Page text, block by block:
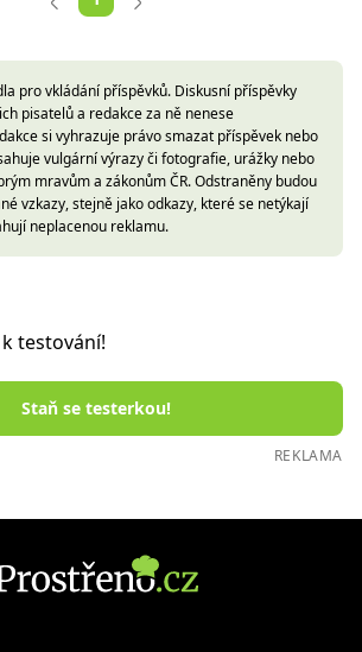
pro vkládání příspěvků. Diskusní příspěvky
pisatelů a redakce za ně nenese
si vyhrazuje právo smazat příspěvek nebo
vulgární výrazy či fotografie, urážky nebo
mravům a zákonům ČR. Odstraněny budou
vzkazy, stejně jako odkazy, které se netýkají
neplacenou reklamu.
testování!
Staň se testerkou!
REKLAMA